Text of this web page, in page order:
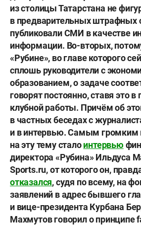
из столицы Татарстана не
в предварительных штрафных
публиковали СМИ в качестве
информации. Во-вторых,
«Рубине», во главе которого
сплошь руководители с
образованием, о задаче
говорят постоянно, ставя это в
клубной работы. Причём об
в частных беседах с
и в интервью. Самым громким
на эту тему сталоинтервью
директора «Рубина»Ильдуса
Sports.ru, от которого он,
отказался, судя по всему, на
заявлений в адрес бывшего
и вице-президента Курбана
Махмутов говорил о принципе